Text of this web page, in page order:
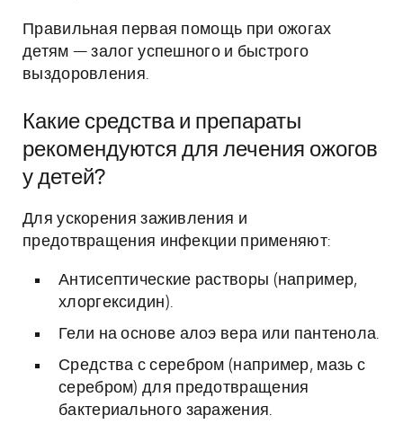
Правильная первая помощь при ожогах
детям — залог успешного и быстрого
выздоровления.
Какие средства и препараты
рекомендуются для лечения ожогов
у детей?
Для ускорения заживления и
предотвращения инфекции применяют:
Антисептические растворы (например,
хлоргексидин).
Гели на основе алоэ вера или пантенола.
Средства с серебром (например, мазь с
серебром) для предотвращения
бактериального заражения.